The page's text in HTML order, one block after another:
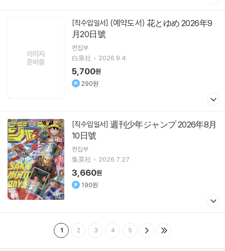
[직수입일서]
月20日號
편집부
白泉社
2026.9.4.
5,700원
290원
[직수입일서] 週刊少年ジャンプ 2026年8月
10日號
편집부
集英社
2026.7.27.
3,660원
190원
1 2 3 4 5